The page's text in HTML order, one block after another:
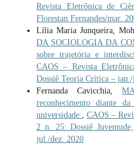
Revista Eletrônica de
Florestan Fernandes/mar.
Lília Maria Junqueira,
DA SOCIOLOGIA DA
sobre trajetória e
CAOS – Revista
Dossiê Teoria Crítica –
Fernanda Cavicchia,
reconhecimento diante
universidade , CAOS –
2 n. 25: Dossiê
jul./dez. 2020